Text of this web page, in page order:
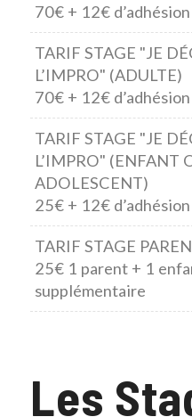
70€ + 12€ d’adhésion
TARIF STAGE "JE
L’IMPRO" (ADULTE)
70€ + 12€ d’adhésion
TARIF STAGE "JE
L’IMPRO" (ENFANT
ADOLESCENT)
25€ + 12€ d’adhésion
TARIF STAGE
25€ 1 parent + 1
supplémentaire
Les